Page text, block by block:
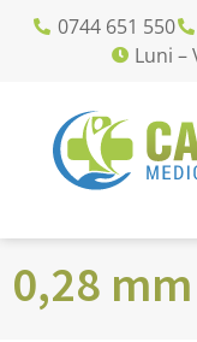
0744 651 550
Luni –
0,28 mm